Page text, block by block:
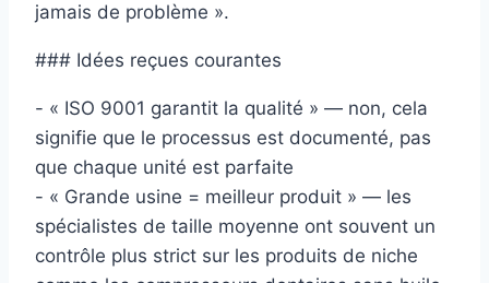
jamais de problème ».
### Idées reçues courantes
- « ISO 9001 garantit la qualité » — non, cela
signifie que le processus est documenté, pas
que chaque unité est parfaite
- « Grande usine = meilleur produit » — les
spécialistes de taille moyenne ont souvent un
contrôle plus strict sur les produits de niche